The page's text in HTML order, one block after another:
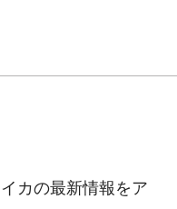
ーです。
カの最新情報をア